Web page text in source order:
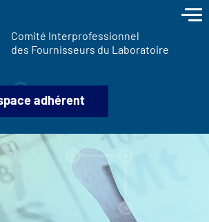
Comité Interprofessionnel
des Fournisseurs du Laboratoire
adhérent